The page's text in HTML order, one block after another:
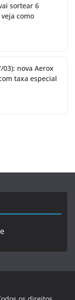
sortear 6
como
03): nova Aerox
taxa especial